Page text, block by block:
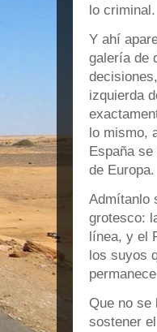
lo criminal.
Y ahí
galería de
izquierda
lo mismo,
España
de Europa.
Admítanlo
grotesco:
línea, y el
los suyos
Que no se
sostener